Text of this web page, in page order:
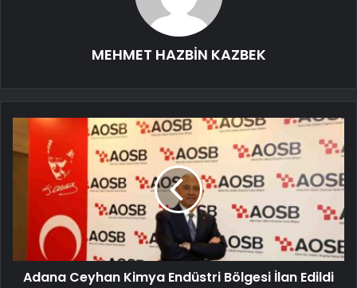
MEHMET HAZBİN KAZBEK
Adana Ceyhan Kimya Endüstri Bölgesi İlan Edildi